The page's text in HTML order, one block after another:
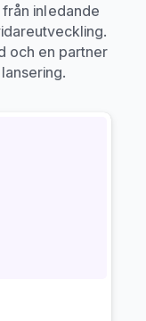
inledande
och en partner